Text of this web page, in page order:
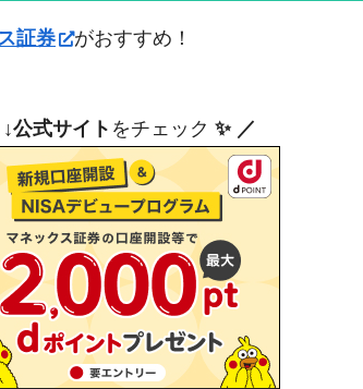
証券 がおすすめ！
↓公式サイト をチェック ✨ ／